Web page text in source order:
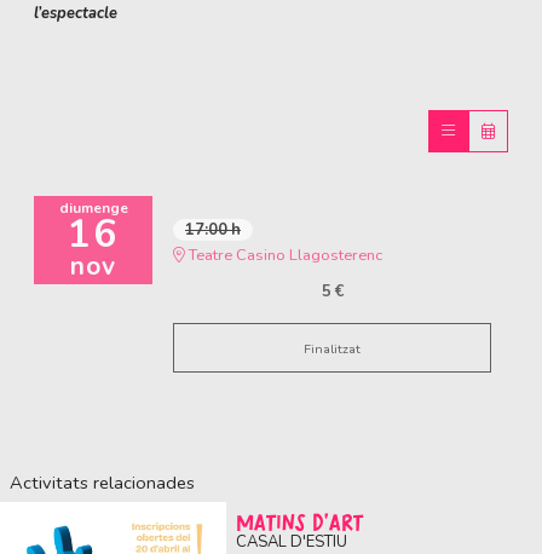
l’espectacle
diumenge
16
nov
17:00 h
Teatre Casino Llagosterenc
5 €
Finalitzat
Activitats relacionades
MATINS D'ART
CASAL D'ESTIU